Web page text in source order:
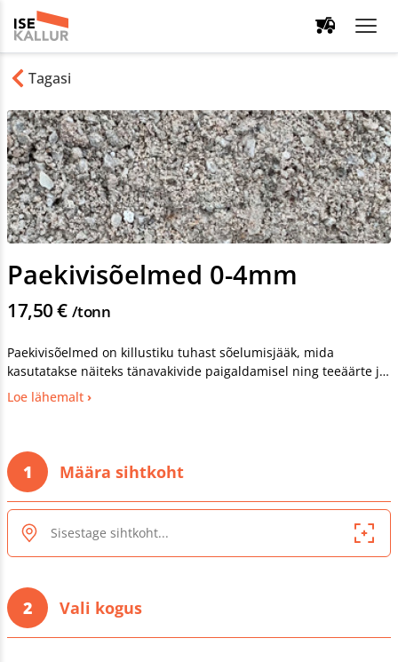
Tagasi
Paekivisõelmed 0-4mm
17,50 € /tonn
Paekivisõelmed on killustiku tuhast sõelumisjääk, mida
kasutatakse näiteks tänavakivide paigaldamisel ning teeäärte ja
jalgradade rajamisel. Paekivisõelmed on fraktsiooniga 0-4mm. Ei
Loe lähemalt
1 Määra sihtkoht
2 Vali kogus